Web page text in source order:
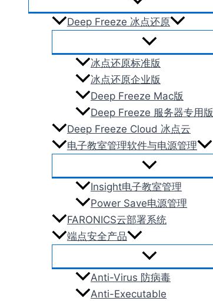
Deep Freeze 冰点还原
冰点还原标准版
冰点还原企业版
Deep Freeze Mac版
Deep Freeze 服务器专用版
Deep Freeze Cloud 冰点云
电子教室管理软件与电源管理
Insight电子教室管理
Power Save电源管理
FARONICS云部署系统
端点安全产品
Anti-Virus 防病毒
Anti-Executable